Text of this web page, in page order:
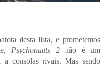
desta lista, e prometemos
Psychonauts 2 não é um
a consolas rivais. Mas sendo